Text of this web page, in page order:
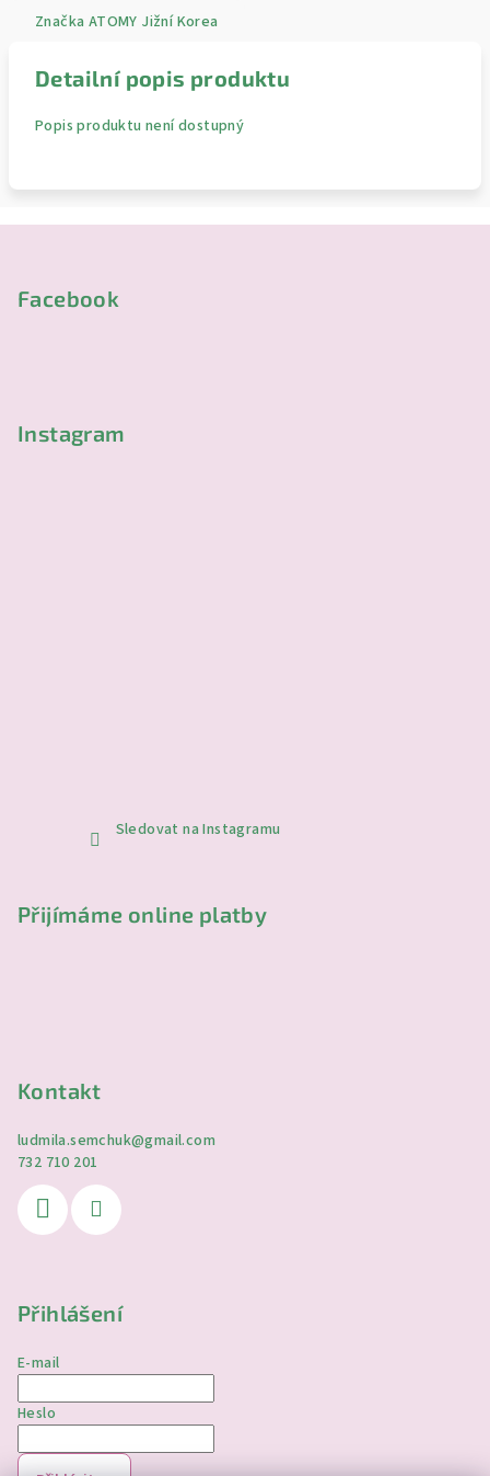
Značka ATOMY Jižní Korea
Detailní popis produktu
Popis produktu není dostupný
Facebook
Instagram
Sledovat na Instagramu
Přijímáme online platby
Kontakt
ludmila.semchuk@gmail.com
732 710 201
Přihlášení
E-mail
Heslo